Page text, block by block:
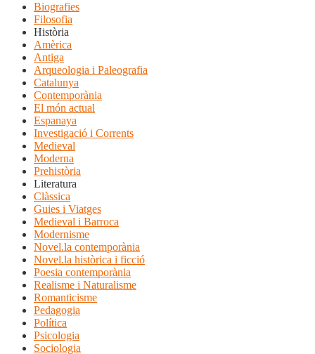
Biografies
Filosofia
Història
Amèrica
Antiga
Arqueologia i Paleografia
Catalunya
Contemporània
El món actual
Espanaya
Investigació i Corrents
Medieval
Moderna
Prehistòria
Literatura
Clàssica
Guies i Viatges
Medieval i Barroca
Modernisme
Novel.la contemporània
Novel.la històrica i ficció
Poesia contemporània
Realisme i Naturalisme
Romanticisme
Pedagogia
Política
Psicologia
Sociologia